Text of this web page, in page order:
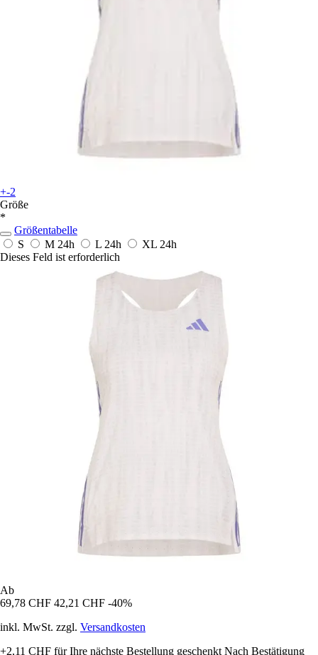
+-2
Größe
*
Größentabelle
S
M 24h L 24h XL 24h
Dieses Feld ist erforderlich
Ab
69,78 CHF 42,21 CHF -40%
inkl. MwSt. zzgl. Versandkosten
+2,11 CHF für Ihre nächste Bestellung geschenkt Nach Bestätigung